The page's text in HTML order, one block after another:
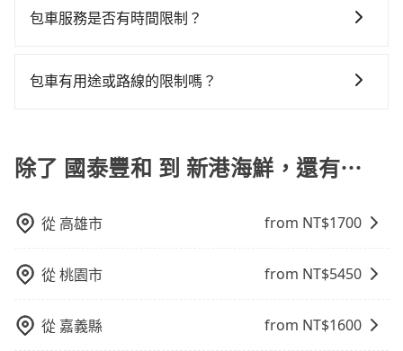
用。
修理，每一次租車都好像在開樂透一樣。另外，偶爾也
車或者要載其他乘客的人來說就有不小的風險。最後，
靠，您可以參考我們的「加點服務」，每個點距離在 5
您選擇「計時包車」，中途需要加點停靠，則不需要額
包車服務是否有時間限制？
程安排。
包車有用途或路線的限制嗎？
墓、包車旅遊、參加喜宴/喪禮、就醫回診、登山露營、
學生搬家、投票返鄉、商務出差、貴賓來訪、寵物檢
者任何跨縣市接送的需求，tripool都能滿足你。乘車前
報帳打統編，在結帳時可以受理，並於乘車後一週內寄
出電子收據。
除了 國泰豐和 到 新港海鮮，還有⋯
從 高雄市 from NT$1700
從桃園市 from NT$5450
從 嘉義縣 from NT$1600